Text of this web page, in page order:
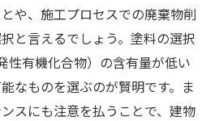
や、施工プロセスでの廃棄物削
と言えるでしょう。塗料の選択
性有機化合物）の含有量が低い
なものを選ぶのが賢明です。ま
スにも注意を払うことで、建物